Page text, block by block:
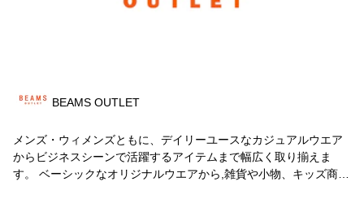
BEAMS OUTLET
メンズ・ウィメンズともに、デイリーユースなカジュアルウエア
からビジネスシーンで活躍するアイテムまで幅広く取り揃えま
す。 ベーシックなオリジナルウエアから,雑貨や小物、キッズ商品